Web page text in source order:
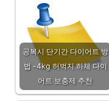
공복시 단기간 다이어트 방
법 -4kg 허벅지 하체 다이
어트 보충제 추천